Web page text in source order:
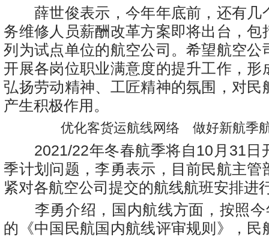
薛世俊表示，今年年底前，还有几
务维修人员薪酬改革方案即将出台，包
列为试点单位的航空公司。希望航空公
开展各岗位职业满意度的提升工作，形
弘扬劳动精神、工匠精神的氛围，对民
产生积极作用。
优化客货运航线网络 做好新航季
2021/22年冬春航季将自10月31日
季计划问题，李勇表示，目前民航主管
紧对各航空公司提交的航线航班安排进
李勇介绍，国内航线方面，按照今
的《中国民航国内航线评审规则》，民